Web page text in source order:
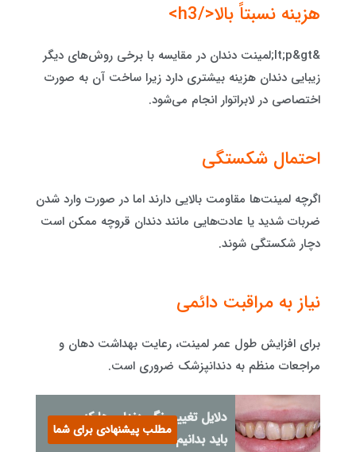
هزینه نسبتاً بالا</h3>
&lt;p&gt;لمینت دندان در مقایسه با برخی روش‌های دیگر
زیبایی دندان هزینه بیشتری دارد زیرا ساخت آن به صورت
اختصاصی در لابراتوار انجام می‌شود.
احتمال شکستگی
اگرچه لمینت‌ها مقاومت بالایی دارند اما در صورت وارد شدن
ضربات شدید یا عادت‌هایی مانند دندان قروچه ممکن است
دچار شکستگی شوند.
نیاز به مراقبت دائمی
برای افزایش طول عمر لمینت، رعایت بهداشت دهان و
مراجعات منظم به دندانپزشک ضروری است.
دلایل تغییر رنگ دندان ها که
باید بدانیم...مطلب پیشنهادی برای شما